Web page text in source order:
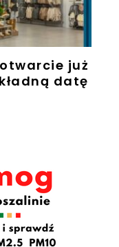
już
datę